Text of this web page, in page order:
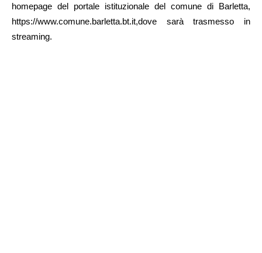
homepage del portale istituzionale del comune di Barletta,
https://www.comune.barletta.bt.it,dove sarà trasmesso in
streaming.